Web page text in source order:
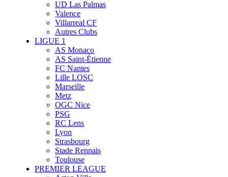
UD Las Palmas
Valence
Villarreal CF
Autres Clubs
LIGUE 1
AS Monaco
AS Saint-Étienne
FC Nantes
Lille LOSC
Marseille
Metz
OGC Nice
PSG
RC Lens
Lyon
Strasbourg
Stade Rennais
Toulouse
PREMIER LEAGUE